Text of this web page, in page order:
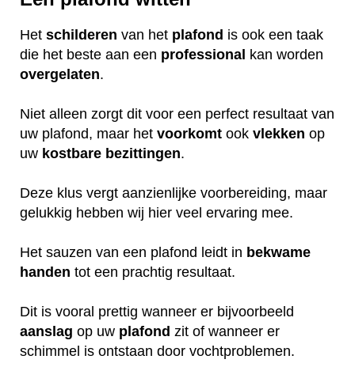
Het schilderen van het plafond is ook een taak
die het beste aan een professional kan worden
overgelaten.
Niet alleen zorgt dit voor een perfect resultaat van
uw plafond, maar het voorkomt ook vlekken op
uw kostbare bezittingen.
Deze klus vergt aanzienlijke voorbereiding, maar
gelukkig hebben wij hier veel ervaring mee.
Het sauzen van een plafond leidt in bekwame
handen tot een prachtig resultaat.
Dit is vooral prettig wanneer er bijvoorbeeld
aanslag op uw plafond zit of wanneer er
schimmel is ontstaan door vochtproblemen.